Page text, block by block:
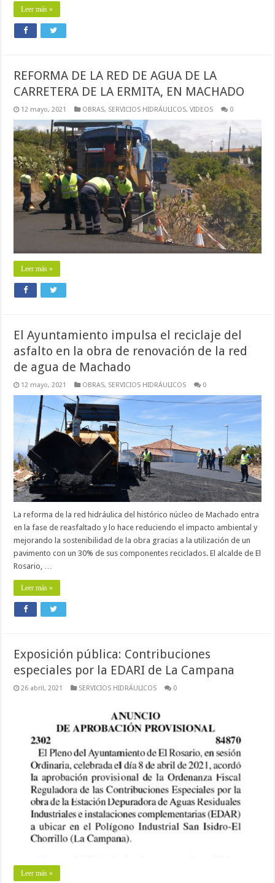
Leer más »
REFORMA DE LA RED DE AGUA DE LA
CARRETERA DE LA ERMITA, EN MACHADO
12 mayo, 2021 OBRAS, SERVICIOS HIDRÁULICOS,VIDEOS 0
Leer más »
El Ayuntamiento impulsa el reciclaje del
asfalto en la obra de renovación de la red
de agua de Machado
12 mayo, 2021 OBRAS, SERVICIOS HIDRÁULICOS 0
La reforma de la red hidráulica del histórico núcleo de Machado entra
en la fase de reasfaltado y lo hace reduciendo el impacto ambiental y
mejorando la sostenibilidad de la obra gracias a la utilización de un
pavimento con un 30% de sus componentes reciclados. El alcalde de El
Rosario, …
Leer más »
Exposición pública: Contribuciones
especiales por la EDARI de La Campana
26 abril, 2021 SERVICIOS HIDRÁULICOS 0
Leer más »